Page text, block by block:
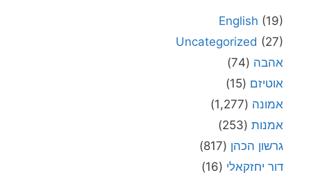
English (19)
Uncategorized (27)
אהבה (74)
אוטיזם (15)
אמונה (1,277)
אמנות (253)
גרשון הכהן (817)
דור יחזקאלי (16)